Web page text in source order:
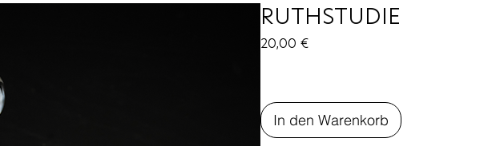
RUTHSTUDIE
20,00 €Preis
In den Warenkorb